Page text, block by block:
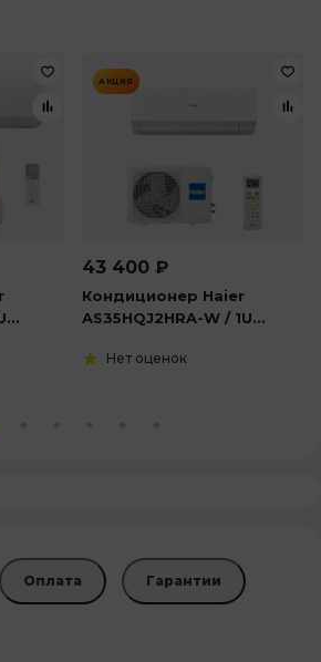
АКЦИЯ
43 400 ₽
Кондиционер Haier
AS35HQJ2HRA-W / 1U...
Нет оценок
Оплата Гарантии